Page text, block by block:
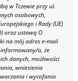
w Tczewie przy ul.
osobowych,
i Rady (UE)
oraz ustawą O
na mój adres e-mail
a, że
danych, możliwości
wniesienia
i wycofania